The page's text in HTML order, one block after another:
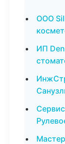
ООО
ИП